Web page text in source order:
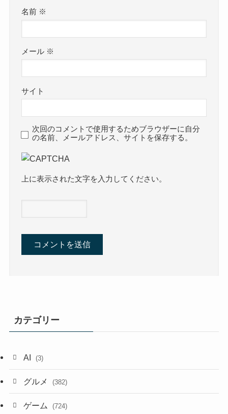
名前 ※
メール ※
サイト
次回のコメントで使用するためブラウザーに自分
の名前、メールアドレス、サイトを保存する。
上に表示された文字を入力してください。
カテゴリー
AI (3)
グルメ (382)
ゲーム (724)